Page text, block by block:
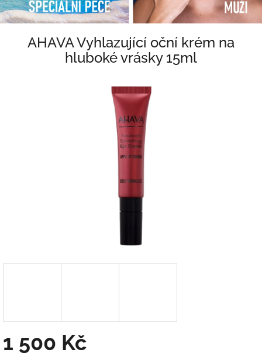
AHAVA Vyhlazující oční krém na
hluboké vrásky 15ml
1 500 Kč